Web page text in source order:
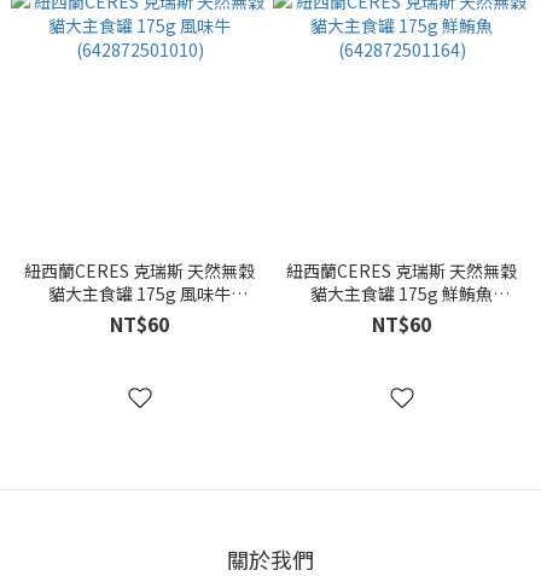
紐西蘭CERES 克瑞斯 天然無穀
貓大主食罐 175g 風味牛
(642872501010)
NT$60
紐西蘭CERES 克瑞斯 天然無穀
貓大主食罐 175g 鮮鮪魚
(642872501164)
NT$60
關於我們